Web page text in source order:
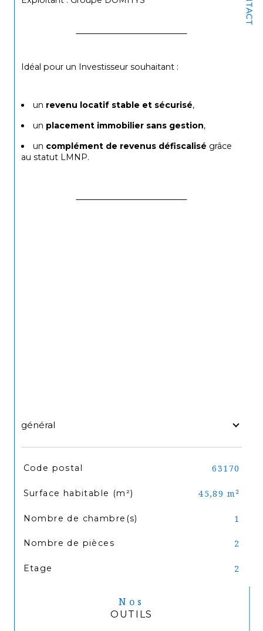
Idéal pour un Investisseur souhaitant :
un revenu locatif stable et sécurisé,
un placement immobilier sans gestion,
un complément de revenus défiscalisé grâce
au statut LMNP.
général
TRAD_SIROCCO_Caracteristique
Code postal 63170
Surface habitable (m²) 45,89 m²
Nombre de chambre(s) 1
Nombre de pièces 2
Etage 2
Nos
OUTILS